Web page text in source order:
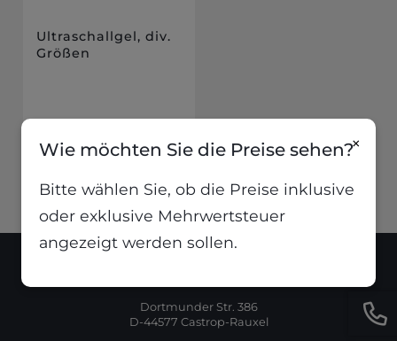
×
Wie möchten Sie die Preise sehen?
Bitte wählen Sie, ob die Preise inklusive
oder exklusive Mehrwertsteuer
angezeigt werden sollen.
Ultraschallgel, div.
Größen
Dortmunder Str. 386
D-44577 Castrop-Rauxel